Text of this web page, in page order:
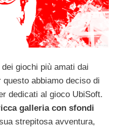
dei giochi più amati dai
abbiamo deciso di
dedicati al gioco UbiSoft.
galleria con sfondi
strepitosa avventura,